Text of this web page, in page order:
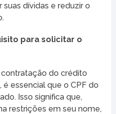
dívidas e reduzir o
para solicitar o
contratação do crédito
essencial que o CPF do
Isso significa que,
restrições em seu nome,